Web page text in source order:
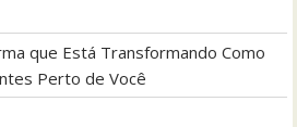
que Está Transformando Como
Perto de Você